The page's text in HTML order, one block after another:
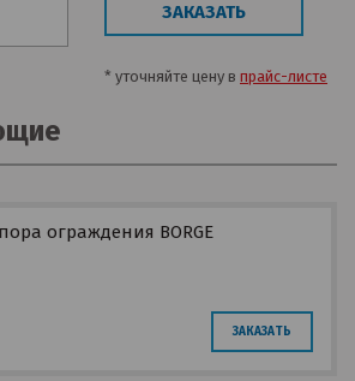
ЗАКАЗАТЬ
* уточняйте цену в прайс-листе
ограждения BORGE
ЗАКАЗАТЬ